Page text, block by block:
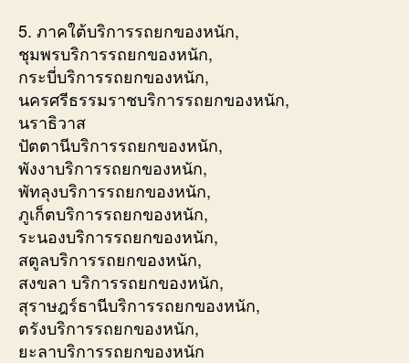
5. ภาคใต้บริการรถยกของหนัก,
ชุมพรบริการรถยกของหนัก,
กระบี่บริการรถยกของหนัก,
นครศรีธรรมราชบริการรถยกของหนัก,
นราธิวาส
ปัตตานีบริการรถยกของหนัก,
พังงาบริการรถยกของหนัก,
พัทลุงบริการรถยกของหนัก,
ภูเก็ตบริการรถยกของหนัก,
ระนองบริการรถยกของหนัก,
สตูลบริการรถยกของหนัก,
สงขลา บริการรถยกของหนัก,
สุราษฎร์ธานีบริการรถยกของหนัก,
ตรังบริการรถยกของหนัก,
ยะลาบริการรถยกของหนัก